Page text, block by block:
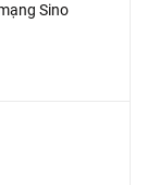
Sino